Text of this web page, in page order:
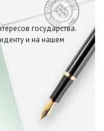
государства.
и на нашем